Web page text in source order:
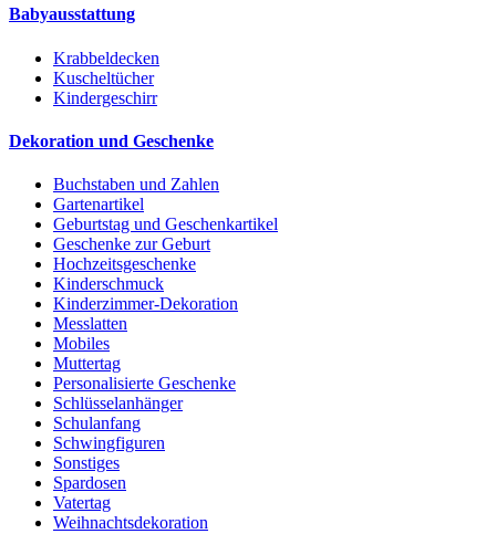
Babyausstattung
Krabbeldecken
Kuscheltücher
Kindergeschirr
Dekoration und Geschenke
Buchstaben und Zahlen
Gartenartikel
Geburtstag und Geschenkartikel
Geschenke zur Geburt
Hochzeitsgeschenke
Kinderschmuck
Kinderzimmer-Dekoration
Messlatten
Mobiles
Muttertag
Personalisierte Geschenke
Schlüsselanhänger
Schulanfang
Schwingfiguren
Sonstiges
Spardosen
Vatertag
Weihnachtsdekoration